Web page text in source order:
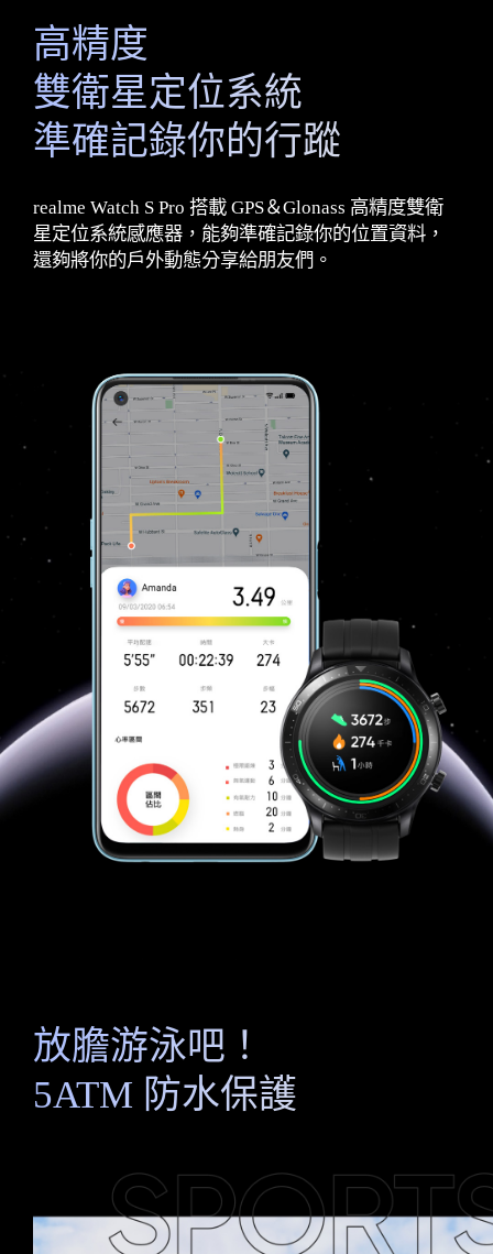
高精度
雙衛星定位系統
準確記錄你的行蹤
realme Watch S Pro 搭載 GPS＆Glonass 高精度雙衛
星定位系統感應器，能夠準確記錄你的位置資料，
還夠將你的戶外動態分享給朋友們。
放膽游泳吧！
5ATM 防水保護